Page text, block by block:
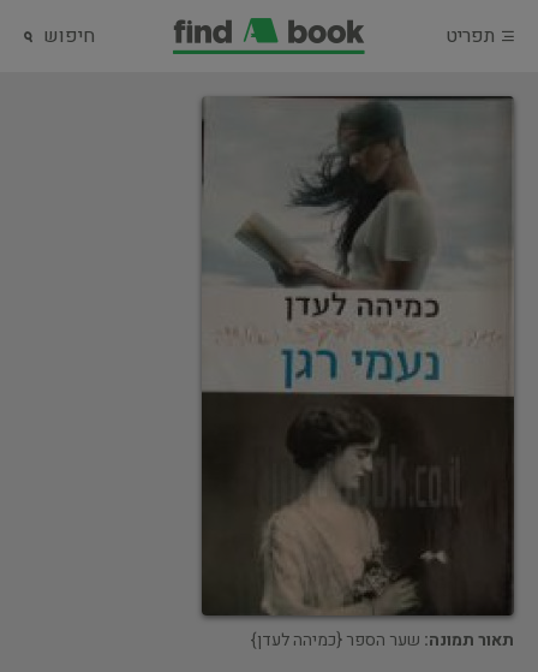
תפריט חיפוש
תאור תמונה: שער הספר {כמיהה לעדן}